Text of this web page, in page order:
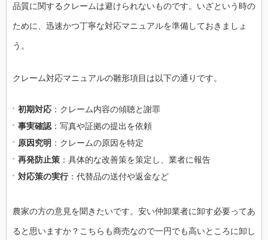
品質に関するクレームは避けられないものです。いざという時の
ために、迅速かつ丁寧な対応マニュアルを準備しておきましょ
う。
クレーム対応マニュアルの雛形項目は以下の通りです。
初期対応 ：クレーム内容の傾聴と謝罪
事実確認 ：写真や証拠の提出を依頼
原因究明 ：クレームの原因を特定
再発防止策 ：具体的な改善策を策定し、業者に報告
対応策の実行：代替品の送付や返金など
農家の方の意見を聞きたいです。安い仲卸業者に卸す必要ってあ
ると思いますか？こちらも商売なので一円でも高いところに卸し